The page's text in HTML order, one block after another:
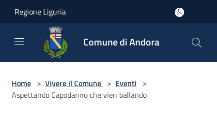
Regione Liguria
Comune di Andora
Home > Vivere il Comune > Eventi >
Aspettando Capodanno che vien ballando